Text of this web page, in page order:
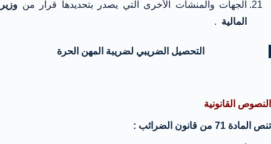
الجهات والمنشآت الأخرى التي يصدر بتحديدها قرار من وزير
المالية .
التحصيل الضريبي لضريبة المهن الحرة
النصوص القانونية
تنص المادة 71 من قانون الضرائب :